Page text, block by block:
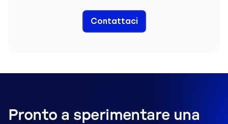
Contattaci
Pronto a sperimentare una